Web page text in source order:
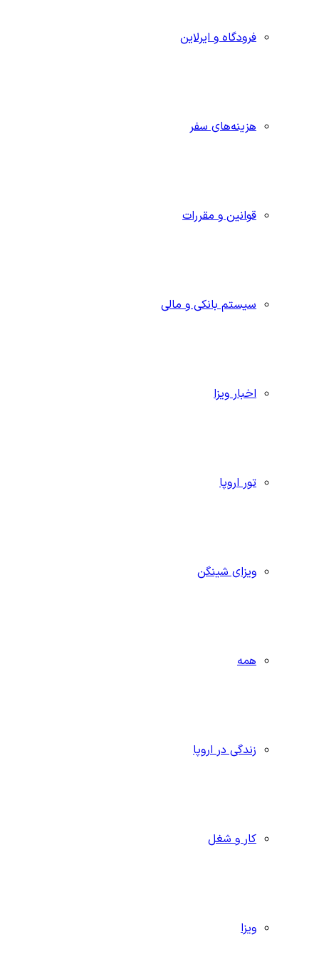
فرودگاه و ایرلاین
هزینه‌های سفر
قوانین و مقررات
سیستم بانکی و مالی
اخبار ویزا
تور اروپا
ویزای شینگن
همه
زندگی در اروپا
کار و شغل
ویزا